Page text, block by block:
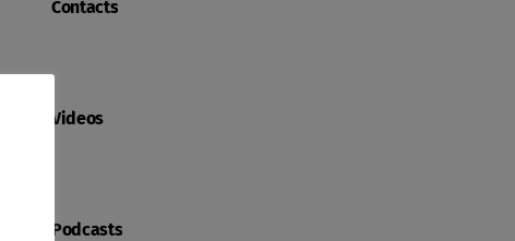
Contacts
Videos
Podcasts